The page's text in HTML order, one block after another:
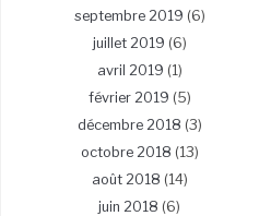
septembre 2019 (6)
juillet 2019 (6)
avril 2019 (1)
février 2019 (5)
décembre 2018 (3)
octobre 2018 (13)
août 2018 (14)
juin 2018 (6)